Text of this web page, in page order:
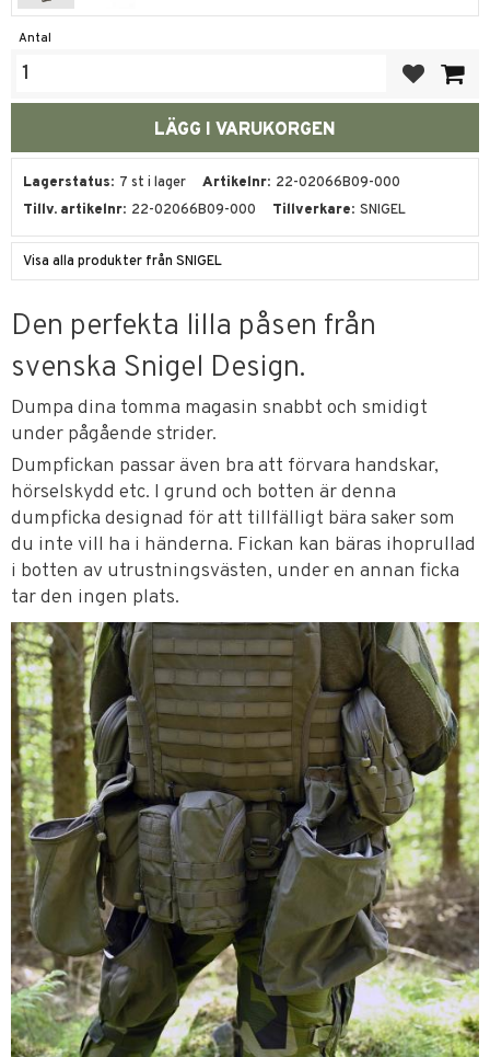
Antal
Lagerstatus 7 st i lager Artikelnr 22-02066B09-000
Tillv. artikelnr 22-02066B09-000 Tillverkare SNIGEL
Visa alla produkter från SNIGEL
Den perfekta lilla påsen från
svenska Snigel Design.
Dumpa dina tomma magasin snabbt och smidigt
under pågående strider.
Dumpfickan passar även bra att förvara handskar,
hörselskydd etc. I grund och botten är denna
dumpficka designad för att tillfälligt bära saker som
du inte vill ha i händerna. Fickan kan bäras ihoprullad
i botten av utrustningsvästen, under en annan ficka
tar den ingen plats.